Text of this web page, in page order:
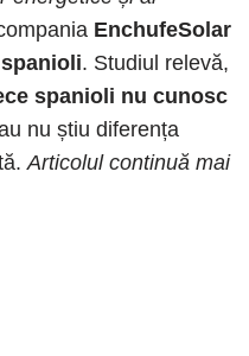
EnchufeSolar
. Studiul relevă,
spanioli nu cunosc
nu știu diferența
Articolul continuă mai